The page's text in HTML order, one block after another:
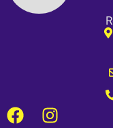
F
I